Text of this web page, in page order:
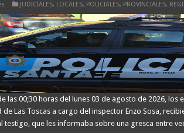
JUDICIALES, LOCALES, POLICIALES, PROVINCIALES,
las 00;30 horas del lunes 03 de agosto de 2026, los
de Las Toscas a cargo del inspector Enzo Sosa,
testigo, que les informaba sobre una gresca entre